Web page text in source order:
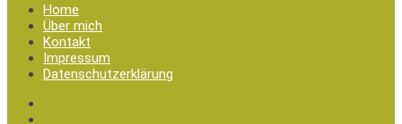
Home
Über mich
Kontakt
Impressum
Datenschutzerklärung